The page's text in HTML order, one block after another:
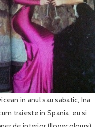
in anul sau sabatic, Ina
traieste in Spania, eu si